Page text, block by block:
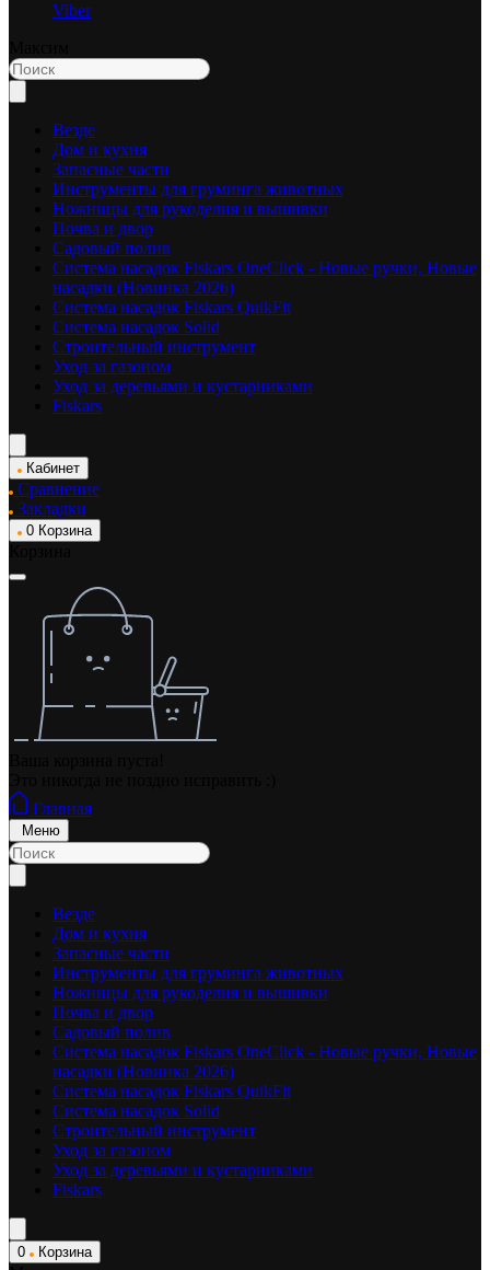
Viber
Везде
Дом и кухня
Запасные части
Инструменты для груминга животных
Ножницы для рукоделия и вышивки
Почва и двор
Садовый полив
Система насадок Fiskars OneClick - Новые ручки, Новые
насадки (Новинка 2026)
Система насадок Fiskars QuikFit
Система насадок Solid
Строительный инструмент
Уход за газоном
Уход за деревьями и кустарниками
Fiskars
Кабинет
Сравнение
Закладки
0 Корзина
Главная
Меню
Везде
Дом и кухня
Запасные части
Инструменты для груминга животных
Ножницы для рукоделия и вышивки
Почва и двор
Садовый полив
Система насадок Fiskars OneClick - Новые ручки, Новые
насадки (Новинка 2026)
Система насадок Fiskars QuikFit
Система насадок Solid
Строительный инструмент
Уход за газоном
Уход за деревьями и кустарниками
Fiskars
0 Корзина